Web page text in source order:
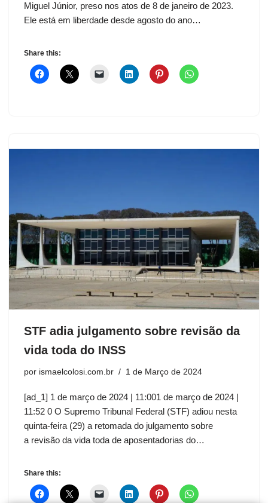
Miguel Júnior, preso nos atos de 8 de janeiro de 2023.
Ele está em liberdade desde agosto do ano…
Share this:
STF adia julgamento sobre revisão da
vida toda do INSS
por ismaelcolosi.com.br 1 de Março de 2024
[ad_1] 1 de março de 2024 | 11:001 de março de 2024 |
11:52 0 O Supremo Tribunal Federal (STF) adiou nesta
quinta-feira (29) a retomada do julgamento sobre
a revisão da vida toda de aposentadorias do…
Share this: